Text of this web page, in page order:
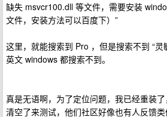
缺失 msvcr100.dll 等文件，需要安装
文件，安装方法可以百度下）”
这里，就能搜索到 Pro ，但是搜索不到 “灵
英文 windows 都搜索不到。
真是无语啊，为了定位问题，我已经重装
清空了来测试，他们社区好像也有人反馈